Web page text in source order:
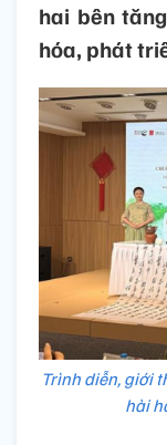
hai bên
hóa, phát
Trình diễn, giới
hài